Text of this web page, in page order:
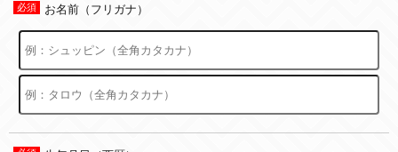
お名前（フリガナ）